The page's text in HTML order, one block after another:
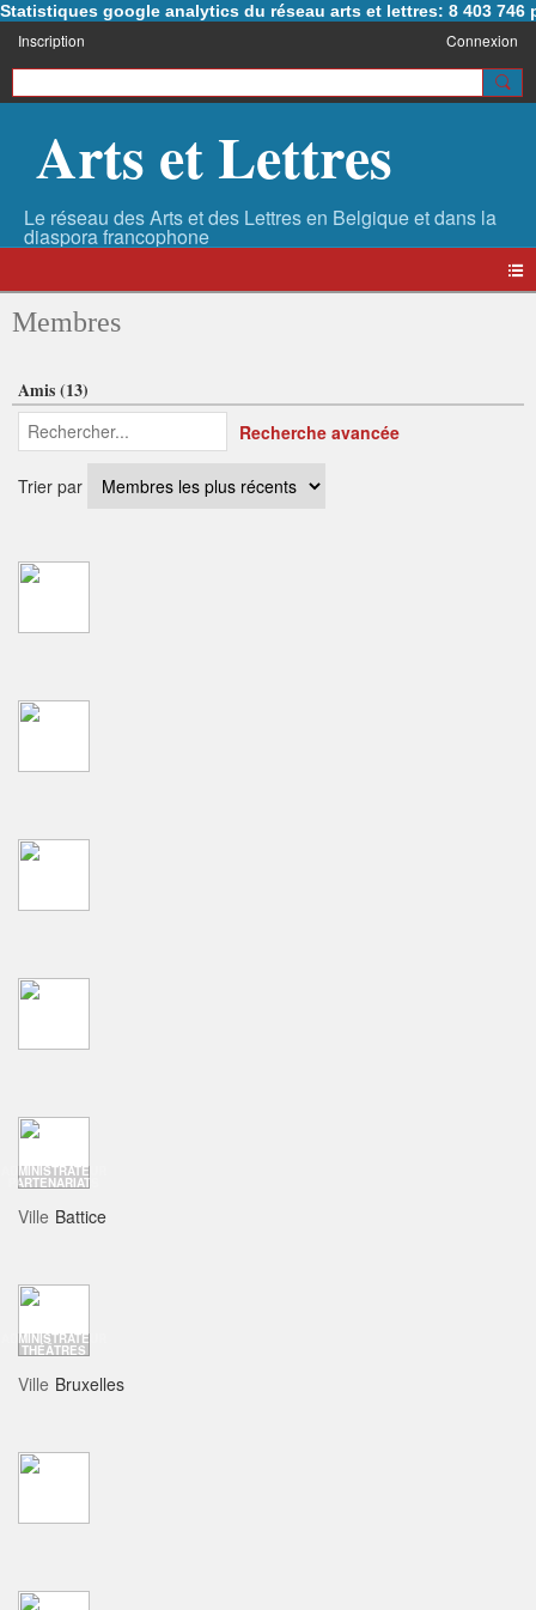
Statistiques google analytics du réseau arts et lettres: 8 403 746
Inscription Connexion
Arts et Lettres
Membres
Amis (13)
Trier par
Recherche avancée
ADMINISTRATEUR
PARTENARIATS
Ville Battice
ADMINISTRATEUR
THÉÂTRES
Ville Bruxelles